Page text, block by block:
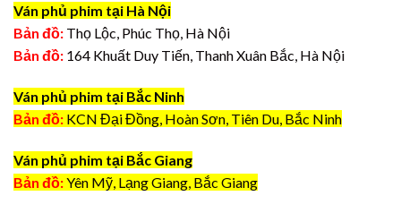
Ván phủ phim tại Hà Nội
Bản đồ: Thọ Lộc, Phúc Thọ, Hà Nội
Bản đồ: 164 Khuất Duy Tiến, Thanh Xuân Bắc, Hà Nội
Ván phủ phim tại Bắc Ninh
Bản đồ: KCN Đại Đồng, Hoàn Sơn, Tiên Du, Bắc Ninh
Ván phủ phim tại Bắc Giang
Bản đồ:Yên Mỹ, Lạng Giang, Bắc Giang